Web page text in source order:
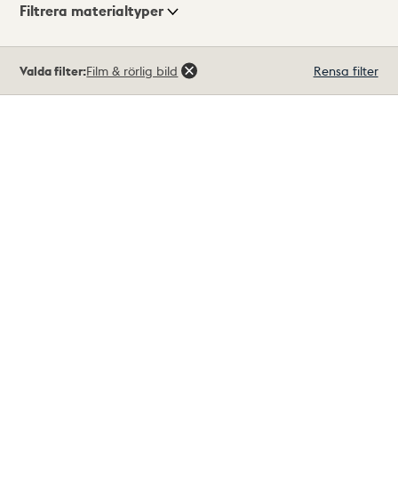
Visningsläge
Filtrera materialtyper
träffar
Valda filter:Film & rörlig bild Rensa filter